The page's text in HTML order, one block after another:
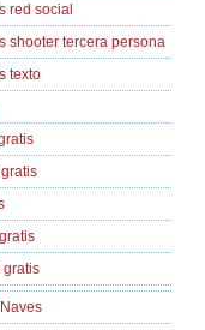
red social
shooter tercera persona
texto
gratis